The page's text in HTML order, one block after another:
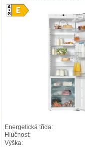
Energetická třída:
Hlučnost:
Výška: